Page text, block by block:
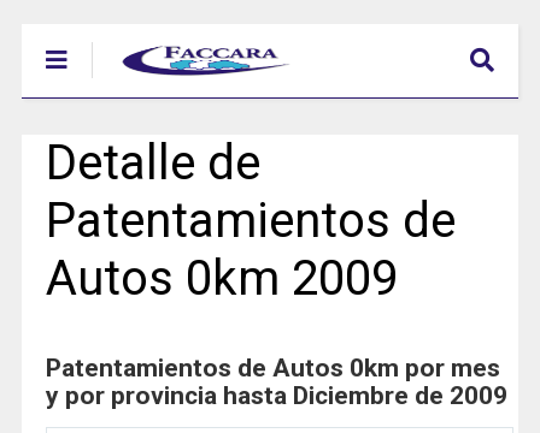
Detalle de
Patentamientos de
Autos 0km 2009
Patentamientos de Autos 0km por mes
y por provincia hasta Diciembre de 2009